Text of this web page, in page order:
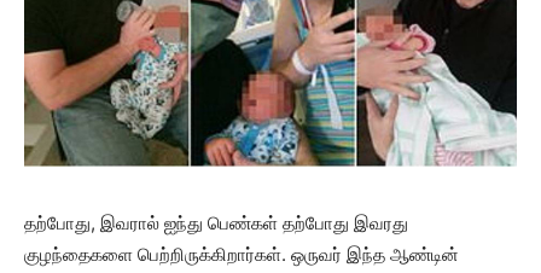
தற்போது, இவரால் ஐந்து பெண்கள் தற்போது இவரது
குழந்தைகளை பெற்றிருக்கிறார்கள். ஒருவர் இந்த ஆண்டின்